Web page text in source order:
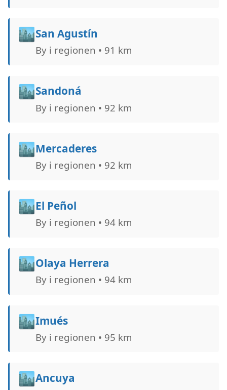
🏙️San Agustín
By i regionen • 91 km
🏙️Sandoná
By i regionen • 92 km
🏙️Mercaderes
By i regionen • 92 km
🏙️El Peñol
By i regionen • 94 km
🏙️Olaya Herrera
By i regionen • 94 km
🏙️Imués
By i regionen • 95 km
🏙️Ancuya